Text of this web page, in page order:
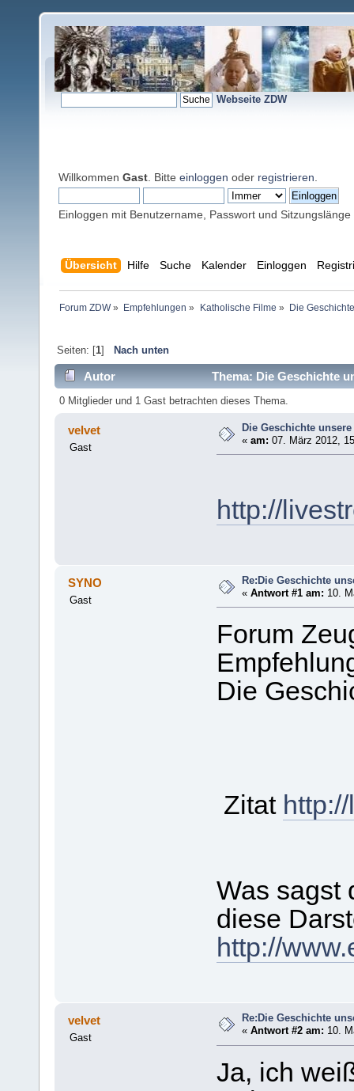
Webseite ZDW
Willkommen Gast . Bitte einloggen oder registrieren
Einloggen mit Benutzername, Passwort und Sitzungslänge
Übersicht Hilfe Suche Kalender Einloggen
Forum ZDW» Empfehlungen » Katholische Filme » Die
Seiten: [1] Nach unten
Autor Thema: Die Geschichte
0 Mitglieder und 1 Gast betrachten dieses Thema.
velvet
Gast
Die Geschichte
«am: 07. März 2012,
http://
SYNO
Gast
Re:Die Geschichte
«Antwort #1 am: 10.
Forum
Die
Zitat
Was sagst
diese
http://
velvet
Gast
Re:Die Geschichte
«Antwort #2 am: 10.
Ja, ich